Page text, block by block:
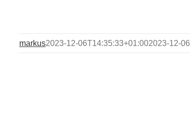
markus2023-12-06T14:35:33+01:002023-12-06